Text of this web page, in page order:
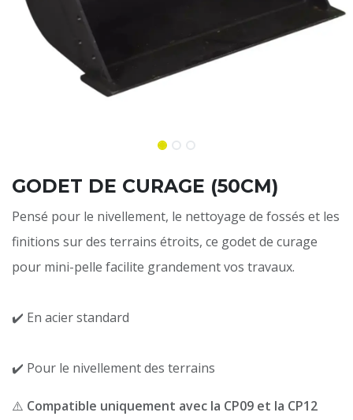
GODET DE CURAGE (50CM)
Pensé pour le nivellement, le nettoyage de fossés et les
finitions sur des terrains étroits, ce godet de curage
pour mini-pelle facilite grandement vos travaux.
✔️ En acier standard
✔️ Pour le nivellement des terrains
⚠️ Compatible uniquement avec la CP09 et la CP12